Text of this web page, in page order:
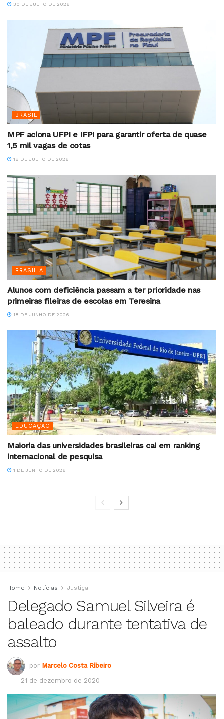
30 DE JULHO DE 2026
BRASIL
MPF aciona UFPI e IFPI para garantir oferta de quase
1,5 mil vagas de cotas
18 DE JULHO DE 2026
BRASILIA
Alunos com deficiência passam a ter prioridade nas
primeiras fileiras de escolas em Teresina
18 DE JUNHO DE 2026
EDUCAÇÃO
Maioria das universidades brasileiras cai em ranking
internacional de pesquisa
1 DE JUNHO DE 2026
Home Notícias Justiça
Delegado Samuel Silveira é
baleado durante tentativa de
assalto
por Marcelo Costa Ribeiro
21 de dezembro de 2020